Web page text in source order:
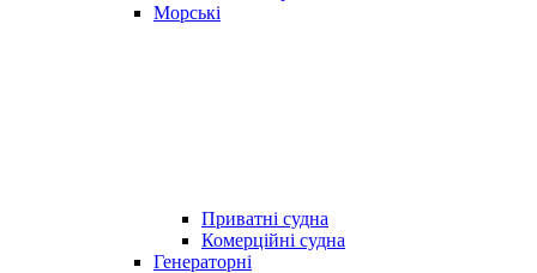
Морські
Приватні судна
Комерційні судна
Генераторні